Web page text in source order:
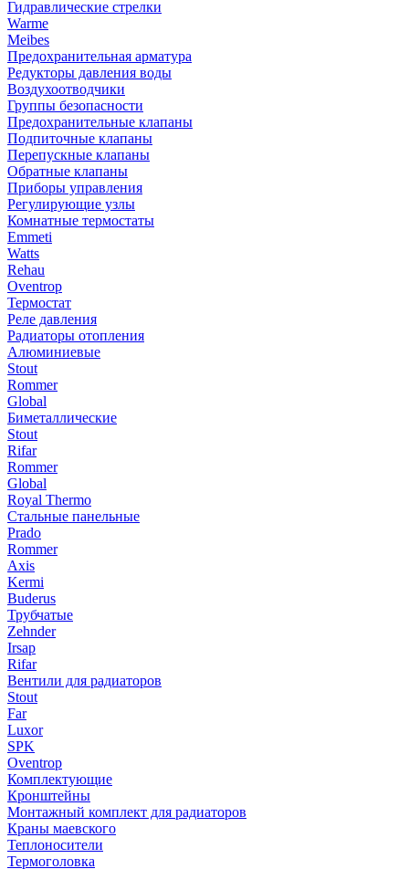
Гидравлические стрелки
Warme
Meibes
Предохранительная арматура
Редукторы давления воды
Воздухоотводчики
Группы безопасности
Предохранительные клапаны
Подпиточные клапаны
Перепускные клапаны
Обратные клапаны
Приборы управления
Регулирующие узлы
Комнатные термостаты
Emmeti
Watts
Rehau
Oventrop
Термостат
Реле давления
Радиаторы отопления
Алюминиевые
Stout
Rommer
Global
Биметаллические
Stout
Rifar
Rommer
Global
Royal Thermo
Стальные панельные
Prado
Rommer
Axis
Kermi
Buderus
Трубчатые
Zehnder
Irsap
Rifar
Вентили для радиаторов
Stout
Far
Luxor
SPK
Oventrop
Комплектующие
Кронштейны
Монтажный комплект для радиаторов
Краны маевского
Теплоносители
Термоголовка